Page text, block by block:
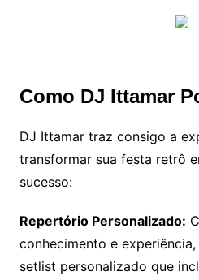
Como DJ Ittamar
DJ Ittamar traz consigo a
transformar sua festa retrô
sucesso:
Repertório Personalizado:
conhecimento e
setlist personalizado que